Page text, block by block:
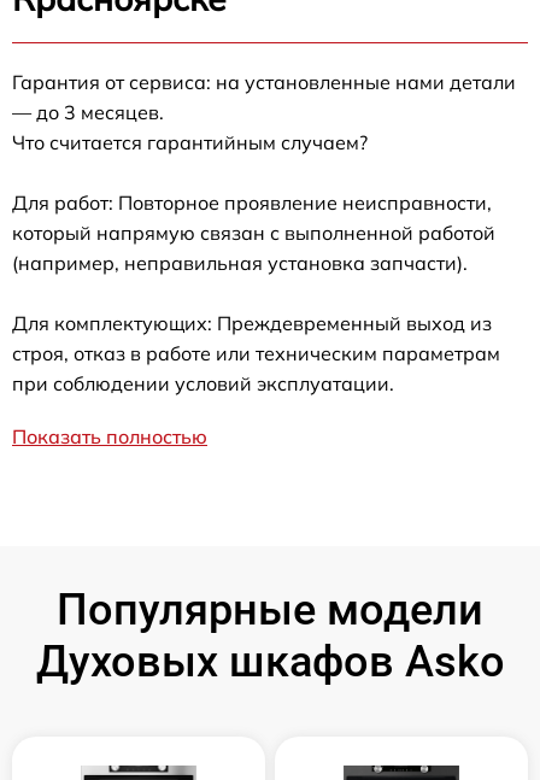
Гарантия от сервиса: на установленные нами детали
— до 3 месяцев.
Что считается гарантийным случаем?
Для работ: Повторное проявление неисправности,
который напрямую связан с выполненной работой
(например, неправильная установка запчасти).
Для комплектующих: Преждевременный выход из
строя, отказ в работе или техническим параметрам
при соблюдении условий эксплуатации.
Показать полностью
Популярные модели
Духовых шкафов Asko